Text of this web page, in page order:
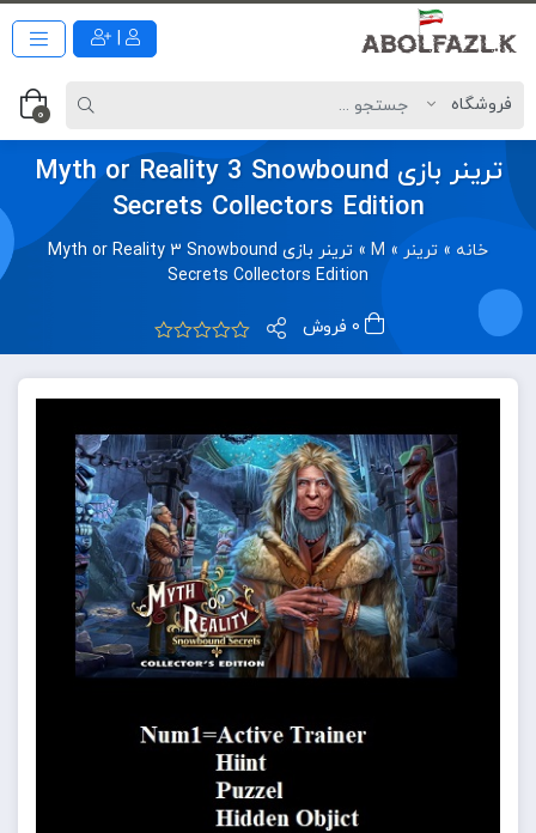
0
ترینر بازی Myth or Reality 3 Snowbound
Secrets Collectors Edition
خانه » ترینر »
M
»
ترینر بازی Myth or Reality 3 Snowbound
Secrets Collectors Edition